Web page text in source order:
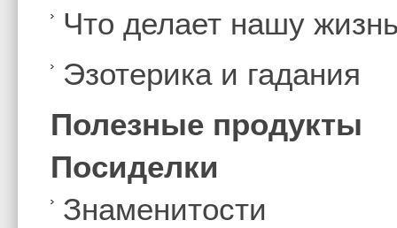
Что делает нашу
Эзотерика и гадания
Полезные продукты
Посиделки
Знаменитости